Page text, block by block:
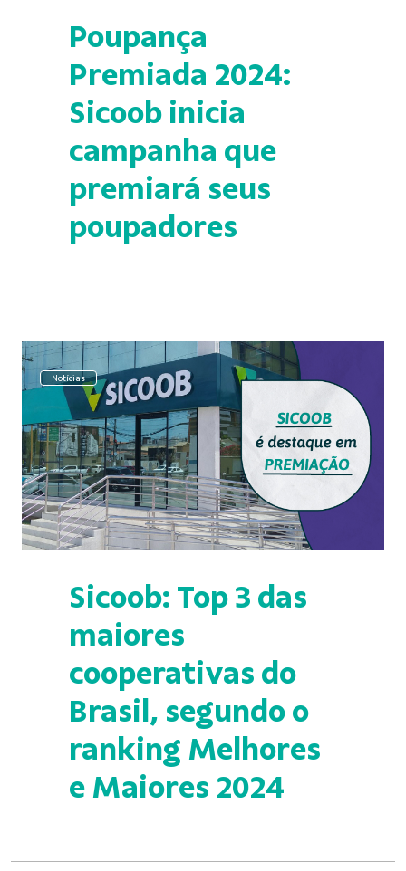
Poupança
Premiada 2024:
Sicoob inicia
campanha que
premiará seus
poupadores
Notícias
Sicoob: Top 3 das
maiores
cooperativas do
Brasil, segundo o
ranking Melhores
e Maiores 2024